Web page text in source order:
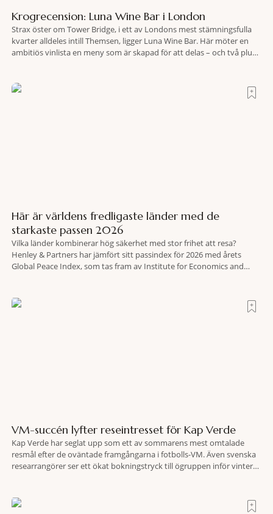
Krogrecension: Luna Wine Bar i London
Strax öster om Tower Bridge, i ett av Londons mest stämningsfulla
kvarter alldeles intill Themsen, ligger Luna Wine Bar. Här möter en
ambitiös vinlista en meny som är skapad för att delas – och två plus
Här är världens fredligaste länder med de
starkaste passen 2026
Vilka länder kombinerar hög säkerhet med stor frihet att resa?
Henley & Partners har jämfört sitt passindex för 2026 med årets
Global Peace Index, som tas fram av Institute for Economics and
VM-succén lyfter reseintresset för Kap Verde
Kap Verde har seglat upp som ett av sommarens mest omtalade
resmål efter de oväntade framgångarna i fotbolls-VM. Även svenska
researrangörer ser ett ökat bokningstryck till ögruppen inför vintern.
motsvarande vecka i